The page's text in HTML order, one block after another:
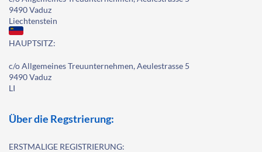
9490 Vaduz
Liechtenstein
HAUPTSITZ:
c/o Allgemeines Treuunternehmen, Aeulestrasse 5
9490 Vaduz
LI
Über die Regstrierung:
ERSTMALIGE REGISTRIERUNG: